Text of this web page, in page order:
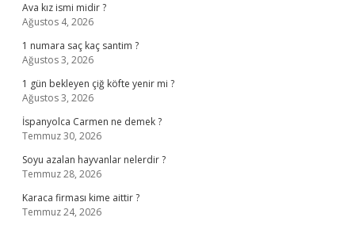
Ava kız ismi midir ?
Ağustos 4, 2026
1 numara saç kaç santim ?
Ağustos 3, 2026
1 gün bekleyen çiğ köfte yenir mi ?
Ağustos 3, 2026
İspanyolca Carmen ne demek ?
Temmuz 30, 2026
Soyu azalan hayvanlar nelerdir ?
Temmuz 28, 2026
Karaca firması kime aittir ?
Temmuz 24, 2026